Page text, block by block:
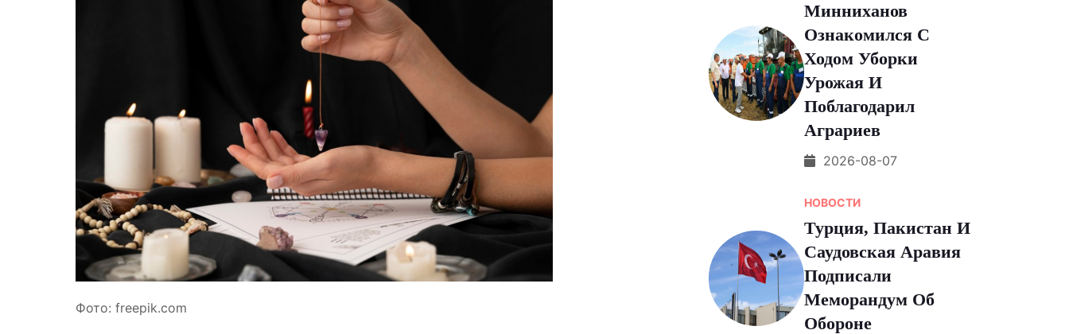
Фото: freepik.com
Минниханов
Ознакомился С
Ходом Уборки
Урожая И
Поблагодарил
Аграриев
2026-08-07
НОВОСТИ
Турция, Пакистан И
Саудовская Аравия
Подписали
Меморандум Об
Обороне